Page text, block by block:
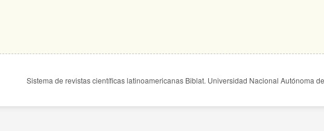
Sistema de revistas científicas latinoamericanas Biblat. Universidad Nacional Autónoma